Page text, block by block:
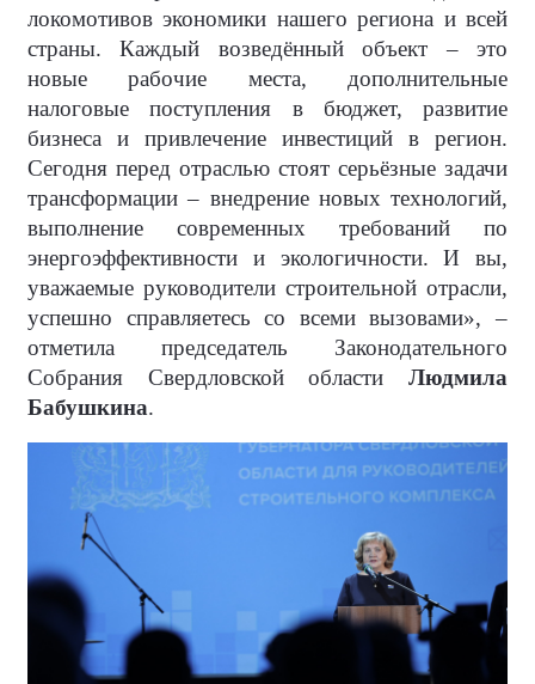
локомотивов экономики нашего региона и всей
страны. Каждый возведённый объект – это
новые рабочие места, дополнительные
налоговые поступления в бюджет, развитие
бизнеса и привлечение инвестиций в регион.
Сегодня перед отраслью стоят серьёзные задачи
трансформации – внедрение новых технологий,
выполнение современных требований по
энергоэффективности и экологичности. И вы,
уважаемые руководители строительной отрасли,
успешно справляетесь со всеми вызовами», –
отметила председатель Законодательного
Собрания Свердловской области Людмила
Бабушкина.